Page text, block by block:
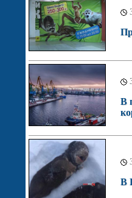
В
В